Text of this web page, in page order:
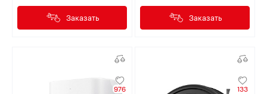
Заказать Заказать
976 133